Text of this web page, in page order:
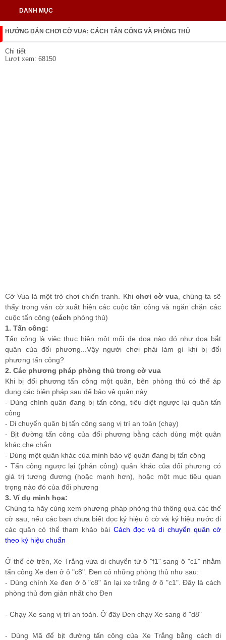
DANH MỤC
HƯỚNG DẪN CHƠI CỜ VUA: CÁCH TẤN CÔNG VÀ PHÒNG THỦ
Chi tiết
Lượt xem: 68150
Cờ Vua là một trò chơi chiến tranh. Khi chơi cờ vua, chúng ta sẽ
thấy trong ván cờ xuất hiện các cuộc tấn công và ngăn chặn các
cuộc tấn công (cách phòng thủ)
1. Tấn công:
Tấn công là việc thực hiện một mối đe dọa nào đó như dọa bắt
quân của đối phương...Vậy người chơi phải làm gì khi bị đối
phương tấn công?
2. Các phương pháp phòng thủ trong cờ vua
Khi bị đối phương tấn công một quân, bên phòng thủ có thể áp
dụng các biện pháp sau để bảo vệ quân này
- Dùng chính quân đang bị tấn công, tiêu diệt ngược lại quân tấn
công
- Di chuyển quân bị tấn công sang vị trí an toàn (chạy)
- Bịt đường tấn công của đối phương bằng cách dùng một quân
khác che chắn
- Dùng một quân khác của mình bảo vệ quân đang bị tấn công
- Tấn công ngược lại (phản công) quân khác của đối phương có
giá trị tương đương (hoặc mạnh hơn), hoặc một mục tiêu quan
trọng nào đó của đối phương
3. Ví dụ minh họa:
Chúng ta hãy cùng xem phương pháp phòng thủ thông qua các thế
cờ sau, nếu các bạn chưa biết đọc ký hiệu ô cờ và ký hiệu nước đi
các quân có thể tham khảo bài Cách đọc và di chuyển quân cờ
theo ký hiệu chuẩn
Ở thế cờ trên, Xe Trắng vừa di chuyển từ ô "f1" sang ô "c1" nhằm
tấn công Xe đen ở ô "c8". Đen có những phòng thủ như sau:
- Dùng chính Xe đen ở ô "c8" ăn lại xe trắng ở ô "c1". Đây là cách
phòng thủ đơn giản nhất cho Đen
- Chạy Xe sang vị trí an toàn. Ở đây Đen chạy Xe sang ô "d8"
- Dùng Mã để bịt đường tấn công của Xe Trắng bằng cách di